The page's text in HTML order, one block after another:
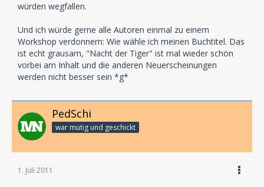
würden wegfallen.
Und ich würde gerne alle Autoren einmal zu einem
Workshop verdonnern: Wie wähle ich meinen Buchtitel. Das
ist echt grausam, "Nacht der Tiger" ist mal wieder schön
vorbei am Inhalt und die anderen Neuerscheinungen
werden nicht besser sein *g*
PedSchi
war mutig und geschickt
1. Juli 2011